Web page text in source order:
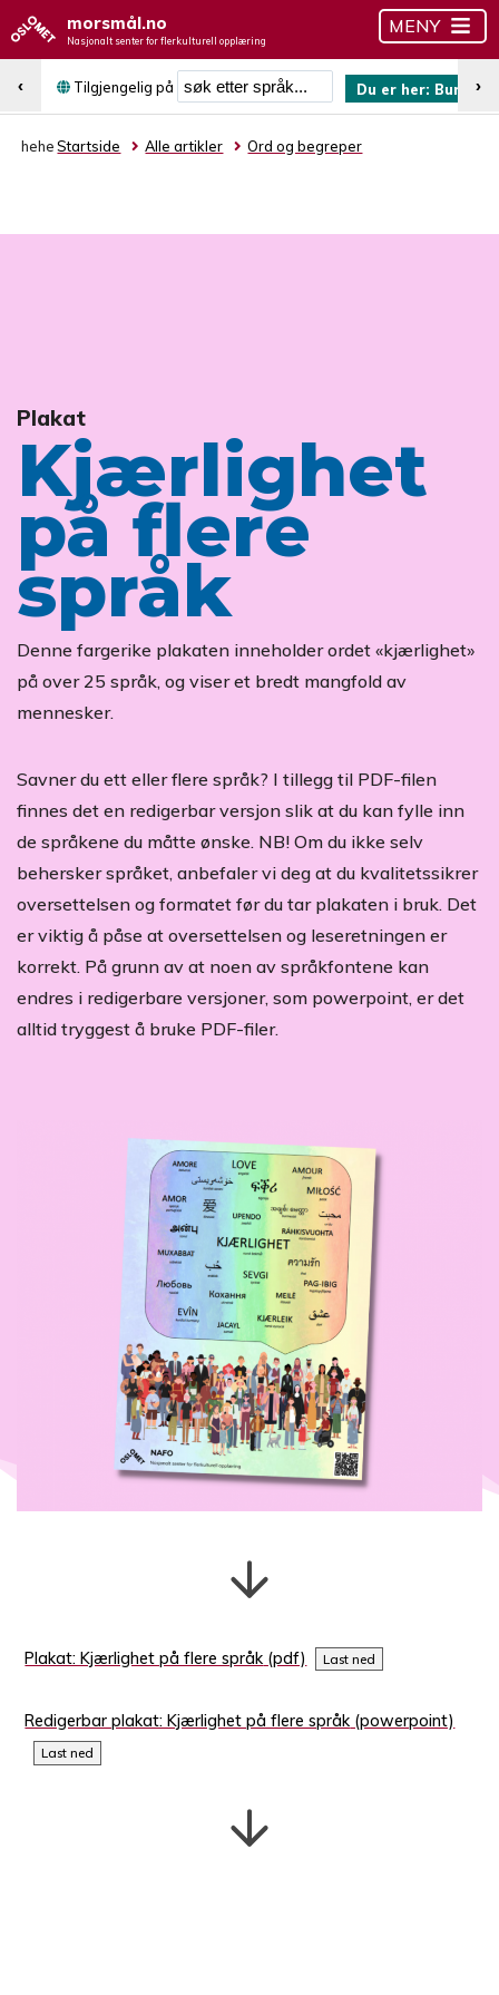
morsmål.no
Nasjonalt senter for flerkulturell opplæring
MENY
Tilgjengelig på
Søk etter språk
Du er her:
‹ ›
hehe Startside Alle artikler Ord og begreper
Plakat
Kjærlighet
på flere
språk
Denne fargerike plakaten inneholder ordet «kjærlighet»
på over 25 språk, og viser et bredt mangfold av
mennesker.
Savner du ett eller flere språk? I tillegg til PDF-filen
finnes det en redigerbar versjon slik at du kan fylle inn
de språkene du måtte ønske. NB! Om du ikke selv
behersker språket, anbefaler vi deg at du kvalitetssikrer
oversettelsen og formatet før du tar plakaten i bruk. Det
er viktig å påse at oversettelsen og leseretningen er
korrekt. På grunn av at noen av språkfontene kan
endres i redigerbare versjoner, som powerpoint, er det
alltid tryggest å bruke PDF-filer.
Plakat: Kjærlighet på flere språk Last ned
Redigerbar plakat: Kjærlighet på flere språk
Last ned